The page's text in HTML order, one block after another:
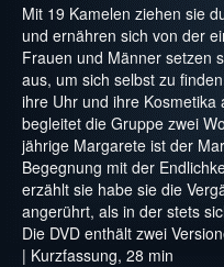
Mit 19 Kamelen ziehen sie
und ernähren sich von der
Frauen und Männer setzen
aus, um sich selbst zu
ihre Uhr und ihre
begleitet die Gruppe zwei
jährige Margarete ist der
Begegnung mit der
erzählt sie habe sie die
angerührt, als in der stets
Die DVD enthält zwei
| Kurzfassung, 28 min